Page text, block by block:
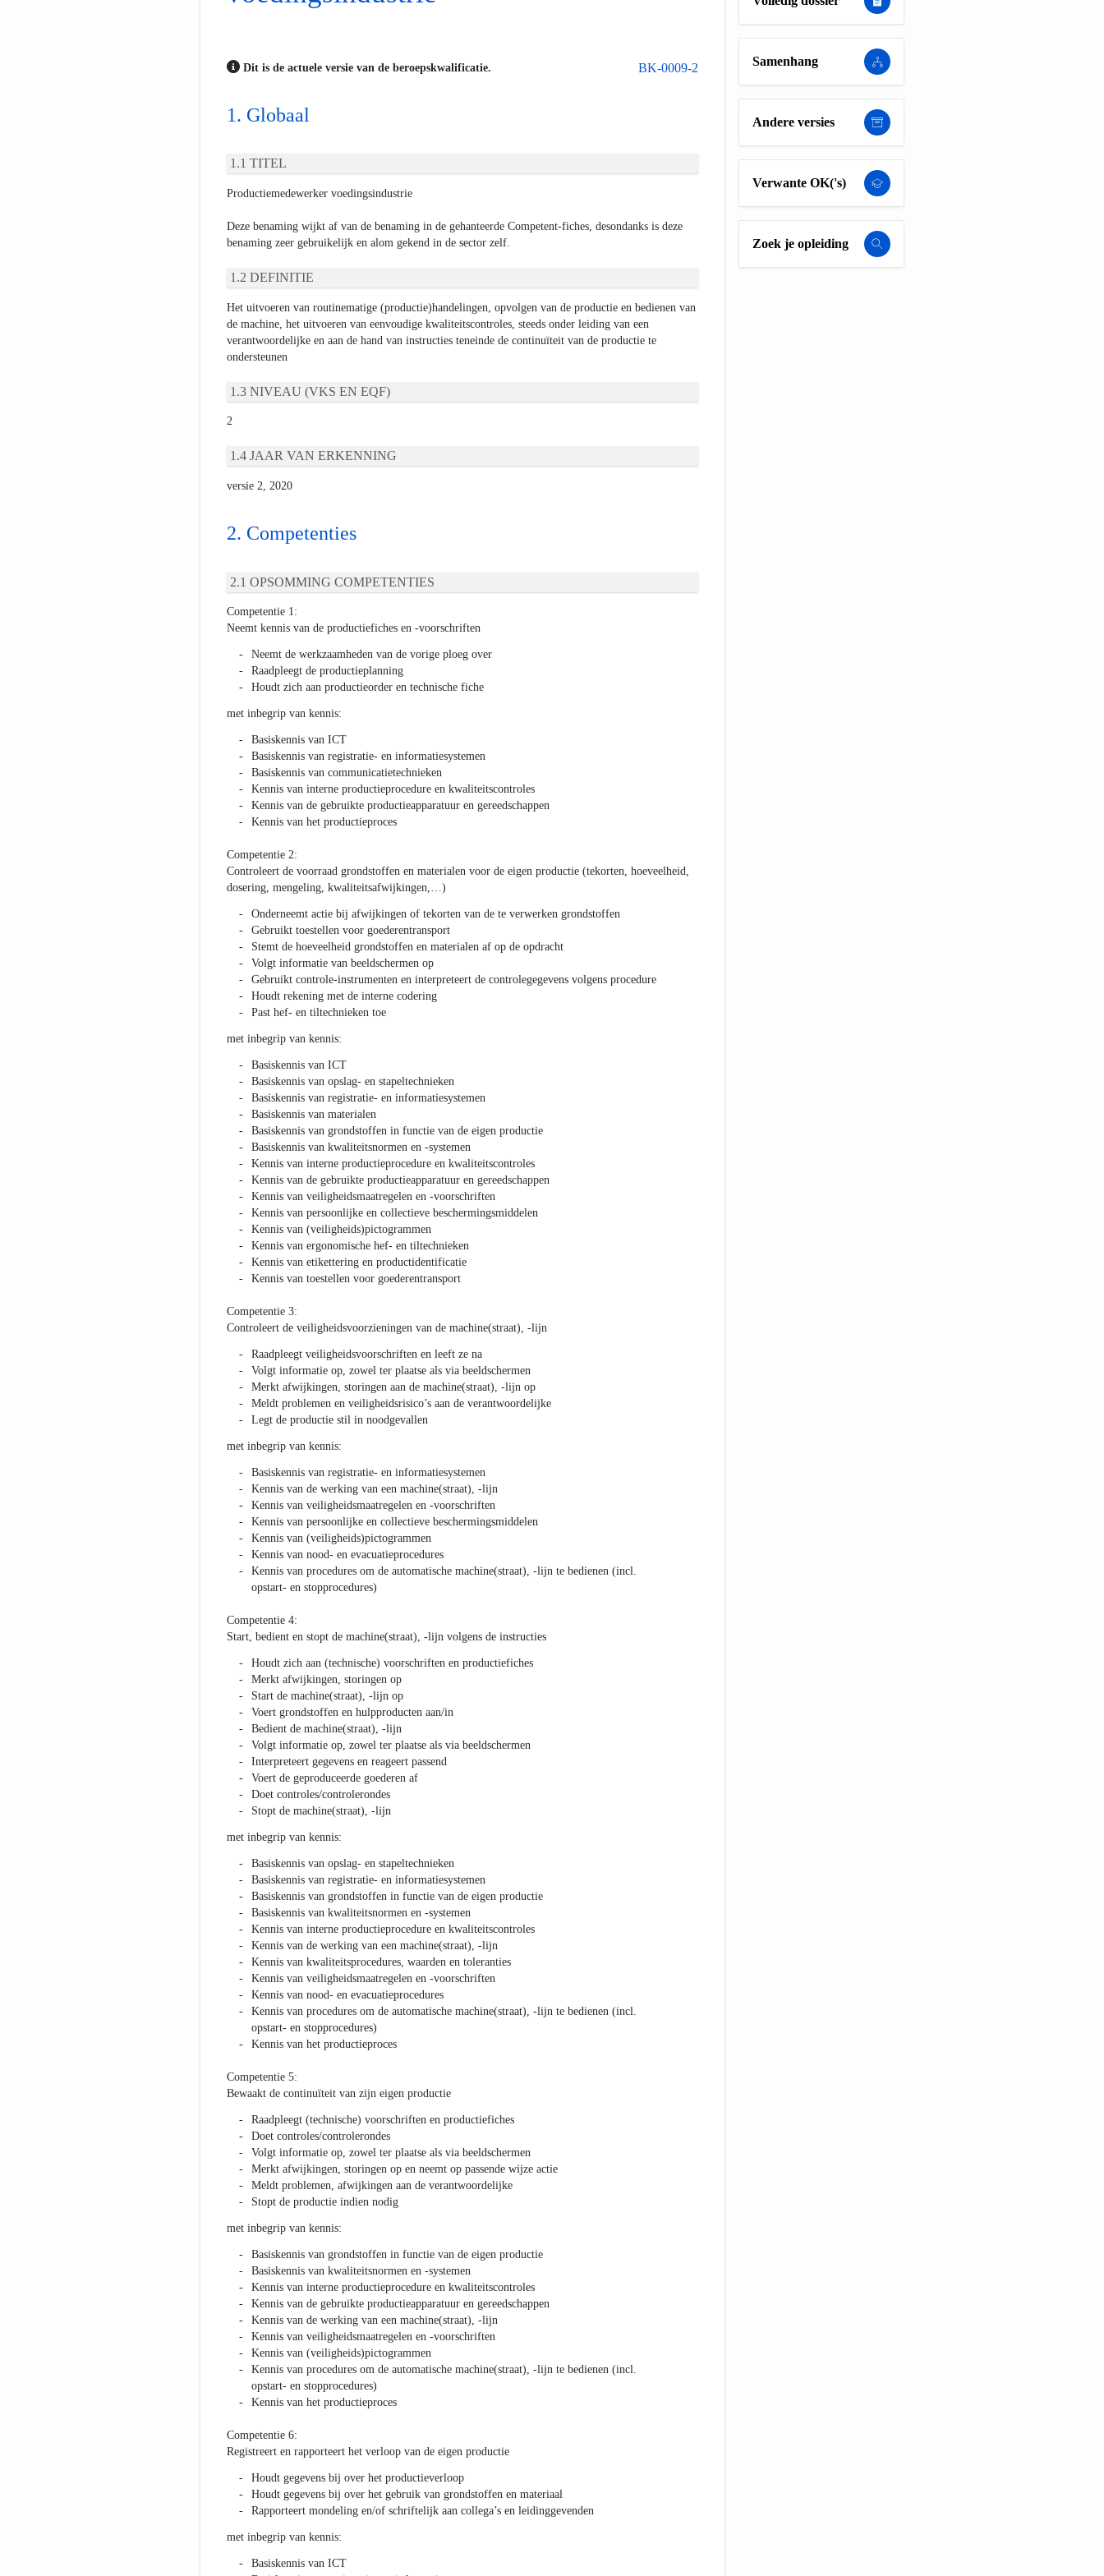
BK-0009-2
Dit is de actuele versie van de beroepskwalificatie.
Globaal
TITEL
Productiemedewerker voedingsindustrie
Deze benaming wijkt af van de benaming in de gehanteerde Competent-fiches, desondanks is deze
benaming zeer gebruikelijk en alom gekend in de sector zelf.
DEFINITIE
Het uitvoeren van routinematige (productie)handelingen, opvolgen van de productie en bedienen van
de machine, het uitvoeren van eenvoudige kwaliteitscontroles, steeds onder leiding van een
verantwoordelijke en aan de hand van instructies teneinde de continuïteit van de productie te
ondersteunen
NIVEAU (VKS EN EQF)
2
JAAR VAN ERKENNING
versie 2, 2020
Competenties
OPSOMMING COMPETENTIES
Competentie 1:
Neemt kennis van de productiefiches en -voorschriften
Neemt de werkzaamheden van de vorige ploeg over
Raadpleegt de productieplanning
Houdt zich aan productieorder en technische fiche
met inbegrip van kennis:
Basiskennis van ICT
Basiskennis van registratie- en informatiesystemen
Basiskennis van communicatietechnieken
Kennis van interne productieprocedure en kwaliteitscontroles
Kennis van de gebruikte productieapparatuur en gereedschappen
Kennis van het productieproces
Competentie 2:
Controleert de voorraad grondstoffen en materialen voor de eigen productie (tekorten, hoeveelheid,
dosering, mengeling, kwaliteitsafwijkingen,…)
Onderneemt actie bij afwijkingen of tekorten van de te verwerken grondstoffen
Gebruikt toestellen voor goederentransport
Stemt de hoeveelheid grondstoffen en materialen af op de opdracht
Volgt informatie van beeldschermen op
Gebruikt controle-instrumenten en interpreteert de controlegegevens volgens procedure
Houdt rekening met de interne codering
Past hef- en tiltechnieken toe
met inbegrip van kennis:
Basiskennis van ICT
Basiskennis van opslag- en stapeltechnieken
Basiskennis van registratie- en informatiesystemen
Basiskennis van materialen
Basiskennis van grondstoffen in functie van de eigen productie
Basiskennis van kwaliteitsnormen en -systemen
Kennis van interne productieprocedure en kwaliteitscontroles
Kennis van de gebruikte productieapparatuur en gereedschappen
Kennis van veiligheidsmaatregelen en -voorschriften
Kennis van persoonlijke en collectieve beschermingsmiddelen
Kennis van (veiligheids)pictogrammen
Kennis van ergonomische hef- en tiltechnieken
Kennis van etikettering en productidentificatie
Kennis van toestellen voor goederentransport
Competentie 3:
Controleert de veiligheidsvoorzieningen van de machine(straat), -lijn
Raadpleegt veiligheidsvoorschriften en leeft ze na
Volgt informatie op, zowel ter plaatse als via beeldschermen
Merkt afwijkingen, storingen aan de machine(straat), -lijn op
Meldt problemen en veiligheidsrisico’s aan de verantwoordelijke
Legt de productie stil in noodgevallen
met inbegrip van kennis:
Basiskennis van registratie- en informatiesystemen
Kennis van de werking van een machine(straat), -lijn
Kennis van veiligheidsmaatregelen en -voorschriften
Kennis van persoonlijke en collectieve beschermingsmiddelen
Kennis van (veiligheids)pictogrammen
Kennis van nood- en evacuatieprocedures
Kennis van procedures om de automatische machine(straat), -lijn te bedienen (incl.
opstart- en stopprocedures)
Competentie 4:
Start, bedient en stopt de machine(straat), -lijn volgens de instructies
Houdt zich aan (technische) voorschriften en productiefiches
Merkt afwijkingen, storingen op
Start de machine(straat), -lijn op
Voert grondstoffen en hulpproducten aan/in
Bedient de machine(straat), -lijn
Volgt informatie op, zowel ter plaatse als via beeldschermen
Interpreteert gegevens en reageert passend
Voert de geproduceerde goederen af
Doet controles/controlerondes
Stopt de machine(straat), -lijn
met inbegrip van kennis:
Basiskennis van opslag- en stapeltechnieken
Basiskennis van registratie- en informatiesystemen
Basiskennis van grondstoffen in functie van de eigen productie
Basiskennis van kwaliteitsnormen en -systemen
Kennis van interne productieprocedure en kwaliteitscontroles
Kennis van de werking van een machine(straat), -lijn
Kennis van kwaliteitsprocedures, waarden en toleranties
Kennis van veiligheidsmaatregelen en -voorschriften
Kennis van nood- en evacuatieprocedures
Kennis van procedures om de automatische machine(straat), -lijn te bedienen (incl.
opstart- en stopprocedures)
Kennis van het productieproces
Competentie 5:
Bewaakt de continuïteit van zijn eigen productie
Raadpleegt (technische) voorschriften en productiefiches
Doet controles/controlerondes
Volgt informatie op, zowel ter plaatse als via beeldschermen
Merkt afwijkingen, storingen op en neemt op passende wijze actie
Meldt problemen, afwijkingen aan de verantwoordelijke
Stopt de productie indien nodig
met inbegrip van kennis:
Basiskennis van grondstoffen in functie van de eigen productie
Basiskennis van kwaliteitsnormen en -systemen
Kennis van interne productieprocedure en kwaliteitscontroles
Kennis van de gebruikte productieapparatuur en gereedschappen
Kennis van de werking van een machine(straat), -lijn
Kennis van veiligheidsmaatregelen en -voorschriften
Kennis van (veiligheids)pictogrammen
Kennis van procedures om de automatische machine(straat), -lijn te bedienen (incl.
opstart- en stopprocedures)
Kennis van het productieproces
Competentie 6:
Registreert en rapporteert het verloop van de eigen productie
Houdt gegevens bij over het productieverloop
Houdt gegevens bij over het gebruik van grondstoffen en materiaal
Rapporteert mondeling en/of schriftelijk aan collega’s en leidinggevenden
met inbegrip van kennis:
Basiskennis van ICT
Samenhang
Andere versies
Verwante OK('s)
Zoek je opleiding